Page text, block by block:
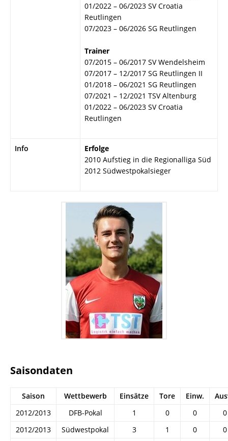
01/2022 – 06/2023 SV Croatia
Reutlingen
07/2023 – 06/2026 SG Reutlingen
Trainer
07/2015 – 06/2017 SV Wendelsheim
07/2017 – 12/2017 SG Reutlingen II
01/2018 – 06/2021 SG Reutlingen
07/2021 – 12/2021 TSV Altenburg
01/2022 – 06/2023 SV Croatia
Reutlingen
Info
Erfolge
2010 Aufstieg in die Regionalliga Süd
2012 Südwestpokalsieger
Saisondaten
Saison Wettbewerb Einsätze Tore Einw.
2012/2013
DFB-Pokal 1 0 0
0
2012/2013
Südwestpokal 3 1 0
0